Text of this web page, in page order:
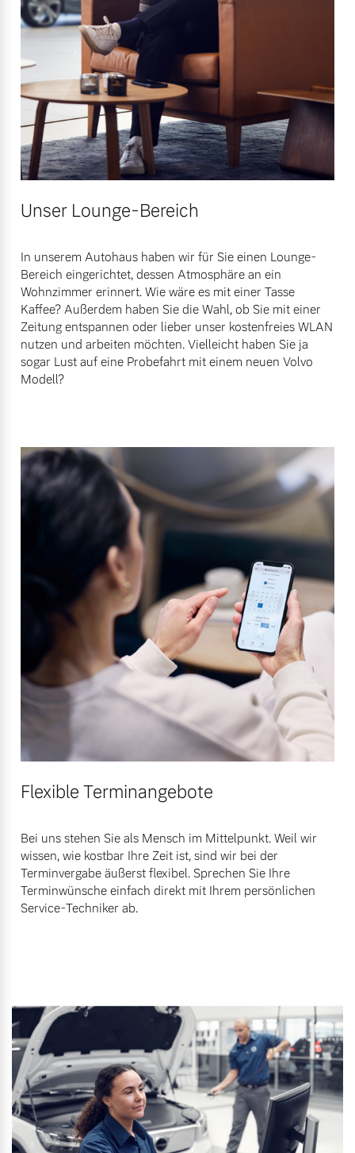
Unser Lounge-Bereich
In unserem Autohaus haben wir für Sie einen Lounge-
Bereich eingerichtet, dessen Atmosphäre an ein
Wohnzimmer erinnert. Wie wäre es mit einer Tasse
Kaffee? Außerdem haben Sie die Wahl, ob Sie mit einer
Zeitung entspannen oder lieber unser kostenfreies WLAN
nutzen und arbeiten möchten. Vielleicht haben Sie ja
sogar Lust auf eine Probefahrt mit einem neuen Volvo
Modell?
Flexible Terminangebote
Bei uns stehen Sie als Mensch im Mittelpunkt. Weil wir
wissen, wie kostbar Ihre Zeit ist, sind wir bei der
Terminvergabe äußerst flexibel. Sprechen Sie Ihre
Terminwünsche einfach direkt mit Ihrem persönlichen
Service-Techniker ab.